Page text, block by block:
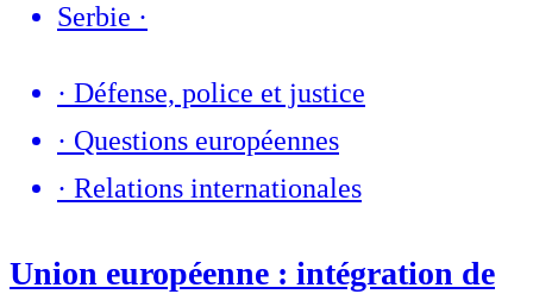
Serbie ·
· Défense, police et justice
· Questions européennes
· Relations internationales
Union européenne : intégration de